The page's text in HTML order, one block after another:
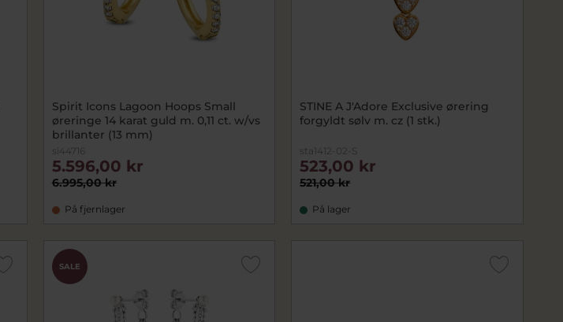
Spirit Icons Lagoon Hoops Small
øreringe 14 karat guld m. 0,11 ct. w/vs
brillanter (13 mm)
si44716
6.995,00 kr
5.596,00 kr
På fjernlager
STINE A J'Adore Exclusive ørering
forgyldt sølv m. cz (1 stk.)
sta1412-02-S
521,00 kr
523,00 kr
På lager
SALE